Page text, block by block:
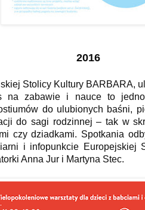
2016
Stolicy Kultury BARBARA,
na zabawie i nauce to
do ulubionych baśni,
do sagi rodzinnej – tak w
czy dziadkami. Spotkania
i infopunkcie Europejskiej
Anna Jur i Martyna Stec.